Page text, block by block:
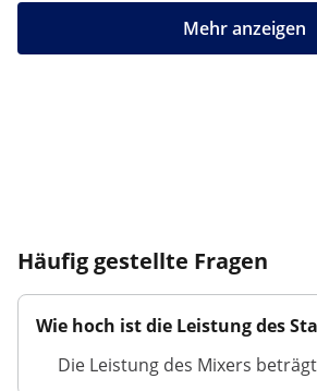
Mehr anzeigen
Häufig gestellte Fragen
Wie hoch ist die Leistung des
Die Leistung des Mixers